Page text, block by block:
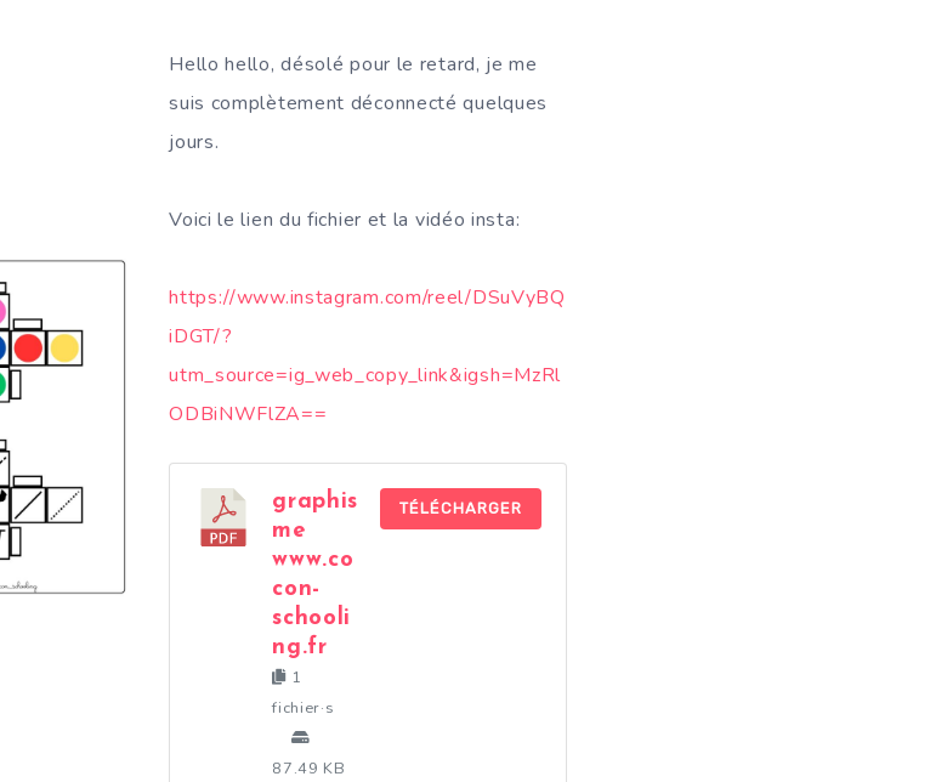
Hello hello, désolé pour le retard, je me
suis complètement déconnecté quelques
jours.
Voici le lien du fichier et la vidéo insta:
https://www.instagram.com/reel/DSuVyBQ
iDGT/?
utm_source=ig_web_copy_link&igsh=MzRl
ODBiNWFlZA==
graphis
me
www.co
con-
schooli
ng.fr
1
fichier·s
87.49 KB
TÉLÉCHARGER